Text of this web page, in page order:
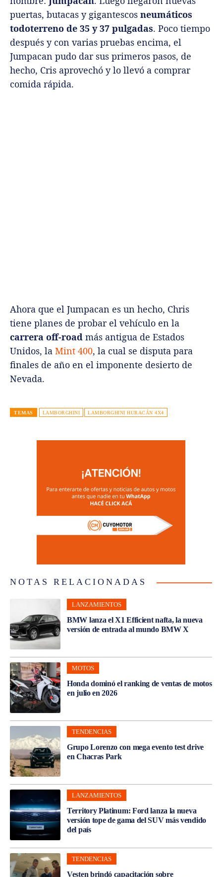
puertas, butacas y gigantescos neumáticos
todoterreno de 35 y 37 pulgadas. Poco tiempo
después y con varias pruebas encima, el
Jumpacan pudo dar sus primeros pasos, de
hecho, Cris aprovechó y lo llevó a comprar
comida rápida.
Ahora que el Jumpacan es un hecho, Chris
tiene planes de probar el vehículo en la
carrera off-road más antigua de Estados
Unidos, la Mint 400, la cual se disputa para
finales de año en el imponente desierto de
Nevada.
TEMAS LAMBORGHINI LAMBORGHINI HURACÁN 4X4
NOTAS RELACIONADAS
LANZAMIENTOS
BMW lanza el X1 Efficient nafta, la nueva
versión de entrada al mundo BMW X
MOTOS
Honda dominó el ranking de ventas de motos
en julio en 2026
TENDENCIAS
Grupo Lorenzo con mega evento test drive
en Chacras Park
LANZAMIENTOS
Territory Platinum: Ford lanza la nueva
versión tope de gama del SUV más vendido
del país
TENDENCIAS
Vesten brindó capacitación sobre